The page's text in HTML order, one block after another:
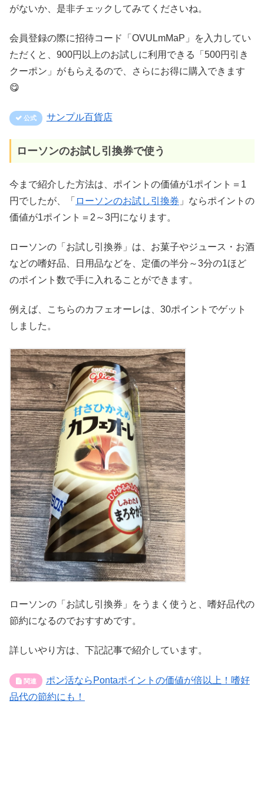
がないか、是非チェックしてみてくださいね。
会員登録の際に招待コード「OVULmMaP」を入力してい
ただくと、900円以上のお試しに利用できる「500円引き
クーポン」がもらえるので、さらにお得に購入できます
😋
サンプル百貨店
ローソンのお試し引換券で使う
今まで紹介した方法は、ポイントの価値が1ポイント＝1
円でしたが、「 ローソンのお試し引換券 」ならポイントの
価値が1ポイント＝2～3円になります。
ローソンの「お試し引換券」は、お菓子やジュース・お酒
などの嗜好品、日用品などを、定価の半分～3分の1ほど
のポイント数で手に入れることができます。
例えば、こちらのカフェオーレは、30ポイントでゲット
しました。
ローソンの「お試し引換券」をうまく使うと、嗜好品代の
節約になるのでおすすめです。
詳しいやり方は、下記記事で紹介しています。
ポン活ならPontaポイントの価値が倍以上！嗜好
品代の節約にも！